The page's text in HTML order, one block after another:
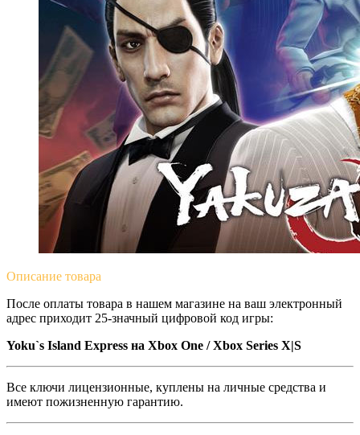
Описание товара
После оплаты товара в нашем магазине на ваш электронный
адрес приходит 25-значный цифровой код игры:
Yoku`s Island Express на Xbox One / Xbox Series X|S
Все ключи лицензионные, куплены на личные средства и
имеют пожизненную гарантию.